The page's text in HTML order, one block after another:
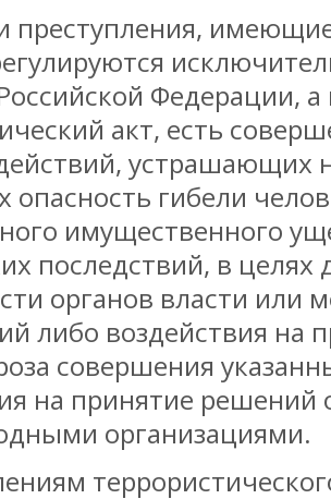
преступления,
Федерации,
акт, есть
устрашающих
опасность гибели
имущественного
последствий, в целях
органов власти или
либо воздействия на
совершения
на принятие решений
организациями.